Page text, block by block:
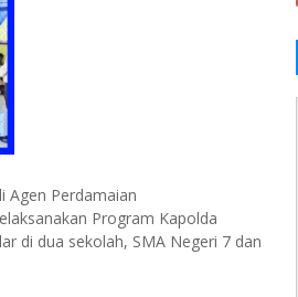
Agen Perdamaian
Program Kapolda
di dua sekolah, SMA Negeri 7 dan